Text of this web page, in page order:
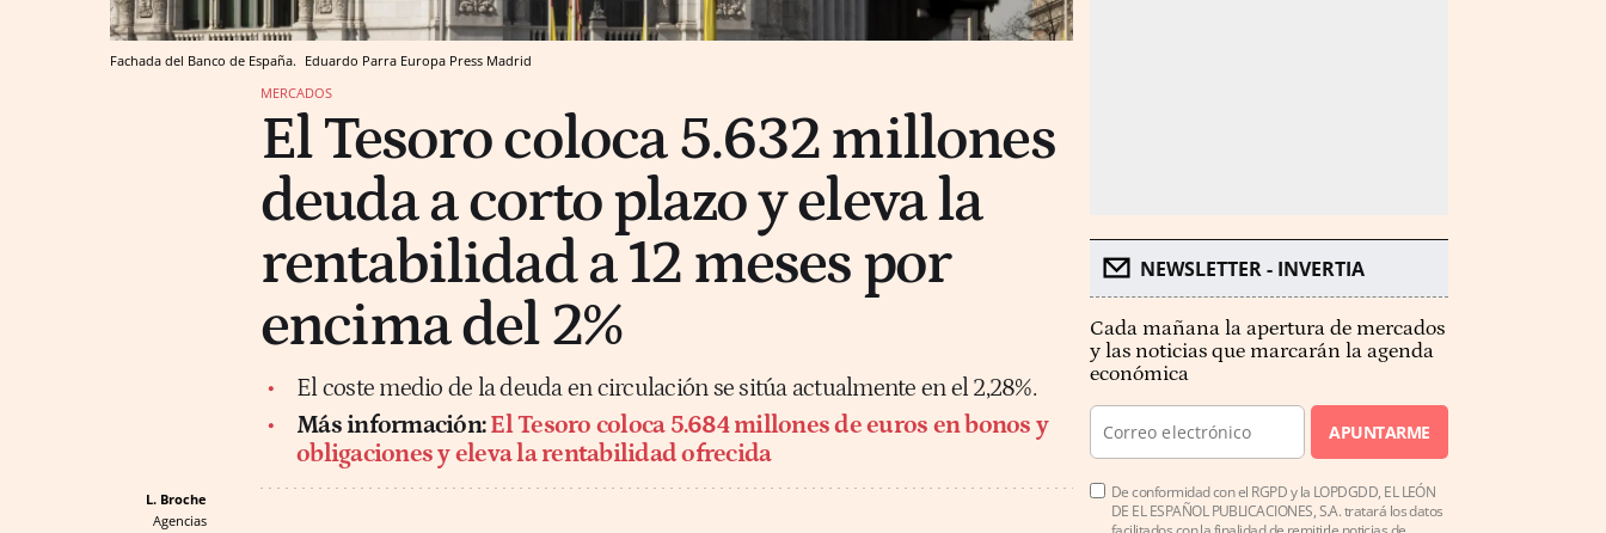
Fachada del Banco de España. Eduardo Parra Europa Press Madrid
MERCADOS
El Tesoro coloca 5.632 millones
deuda a corto plazo y eleva la
rentabilidad a 12 meses por
encima del 2%
El coste medio de la deuda en circulación se sitúa actualmente en el 2,28%.
Más información:El Tesoro coloca 5.684 millones de euros en bonos y
obligaciones y eleva la rentabilidad ofrecida
L. Broche
Agencias
NEWSLETTER - INVERTIA
Cada mañana la apertura de mercados
y las noticias que marcarán la agenda
económica
APUNTARME
De conformidad con el RGPD y la LOPDGDD, EL LEÓN
DE EL ESPAÑOL PUBLICACIONES, S.A. tratará los datos